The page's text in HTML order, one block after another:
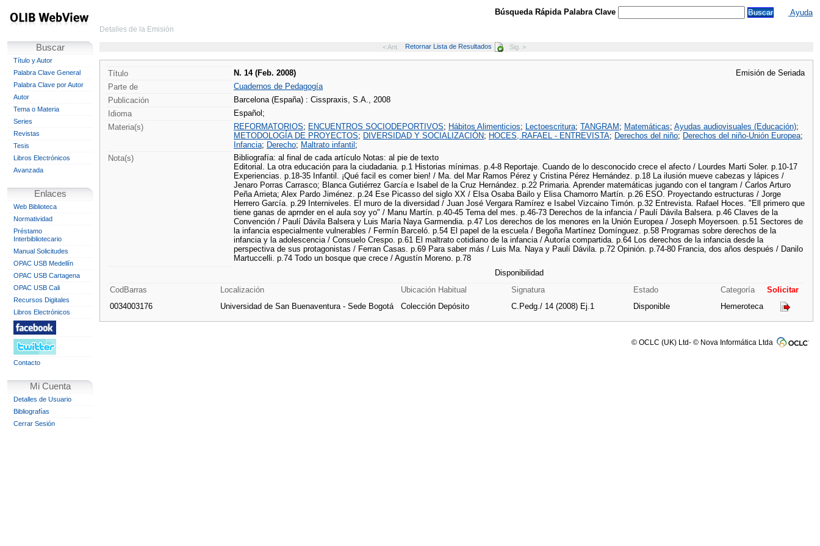
Buscar
Título y Autor
Palabra Clave General
Palabra Clave por Autor
Autor
Tema o Materia
Series
Revistas
Tesis
Libros Electrónicos
Avanzada
Enlaces
Web Biblioteca
Normatividad
Préstamo
Interbibliotecario
Manual Solicitudes
OPAC USB Medellín
OPAC USB Cartagena
OPAC USB Cali
Recursos Digitales
Libros Electrónicos
Contacto
Mi Cuenta
Detalles de Usuario
Bibliografías
Cerrar Sesión
Búsqueda Rápida Palabra Clave Ayuda
Detalles de la Emisión
< Ant. Retornar Lista de Resultados Sig. >
Título N. 14 (Feb. 2008)
Emisión de Seriada
Parte de
Cuadernos de Pedagogía
Publicación
Barcelona (España) : Cisspraxis, S.A., 2008
Idioma
Español;
Materia(s)
REFORMATORIOS; ENCUENTROS SOCIODEPORTIVOS; Hábitos Alimenticios; Lectoescritura; TANGRAM ; Matemáticas; Ayudas audiovisuales (Educación);
METODOLOGÍA DE PROYECTOS; DIVERSIDAD Y SOCIALIZACIÓN; HOCES, RAFAEL - ENTREVISTA; Derechos del niño; Derechos del niño-Unión Europea;
Infancia; Derecho; Maltrato infantil ;
Nota(s)
Bibliografía: al final de cada artículo Notas: al pie de texto
Editorial. La otra educación para la ciudadania. p.1 Historias mínimas. p.4-8 Reportaje. Cuando de lo desconocido crece el afecto / Lourdes Marti Soler. p.10-17
Experiencias. p.18-35 Infantil. ¡Qué facil es comer bien! / Ma. del Mar Ramos Pérez y Cristina Pérez Hernández. p.18 La ilusión mueve cabezas y lápices /
Jenaro Porras Carrasco; Blanca Gutiérrez García e Isabel de la Cruz Hernández. p.22 Primaria. Aprender matemáticas jugando con el tangram / Carlos Arturo
Peña Arrieta; Alex Pardo Jiménez. p.24 Ese Picasso del siglo XX / Elsa Osaba Bailo y Elisa Chamorro Martín. p.26 ESO. Proyectando estructuras / Jorge
Herrero García. p.29 Interniveles. El muro de la diversidad / Juan José Vergara Ramírez e Isabel Vizcaino Timón. p.32 Entrevista. Rafael Hoces. "Ell primero que
tiene ganas de aprnder en el aula soy yo" / Manu Martín. p.40-45 Tema del mes. p.46-73 Derechos de la infancia / Paulí Dávila Balsera. p.46 Claves de la
Convención / Paulí Dávila Balsera y Luis María Naya Garmendia. p.47 Los derechos de los menores en la Unión Europea / Joseph Moyersoen. p.51 Sectores de
la infancia especialmente vulnerables / Fermín Barceló. p.54 El papel de la escuela / Begoña Martínez Domínguez. p.58 Programas sobre derechos de la
infancia y la adolescencia / Consuelo Crespo. p.61 El maltrato cotidiano de la infancia / Autoría compartida. p.64 Los derechos de la infancia desde la
perspectiva de sus protagonistas / Ferran Casas. p.69 Para saber más / Luis Ma. Naya y Paulí Dávila. p.72 Opinión. p.74-80 Francia, dos años después / Danilo
Martuccelli. p.74 Todo un bosque que crece / Agustín Moreno. p.78
Disponibilidad
CodBarras
Localización Ubicación Habitual Signatura Estado Categoría
Solicitar
0034003176
Universidad de San Buenaventura - Sede Bogotá Colección Depósito C.Pedg./ 14 (2008) Ej.1 Disponible Hemeroteca
© OCLC (UK) Ltd- © Nova Informática Ltda